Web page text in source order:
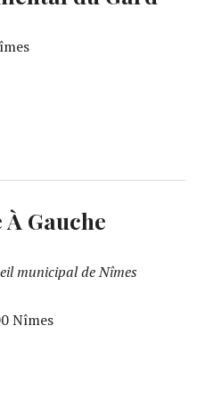
Gauche
municipal de Nîmes
Nîmes